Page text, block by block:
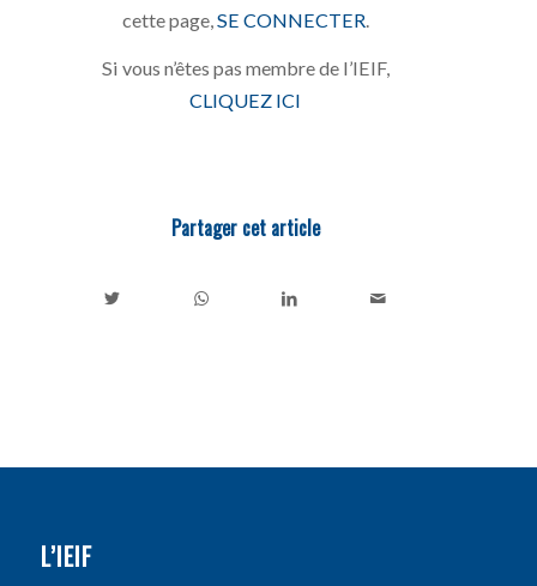
cette page, SE CONNECTER
Si vous n’êtes pas membre de l’IEIF,
CLIQUEZ ICI
Partager cet article
L’IEIF